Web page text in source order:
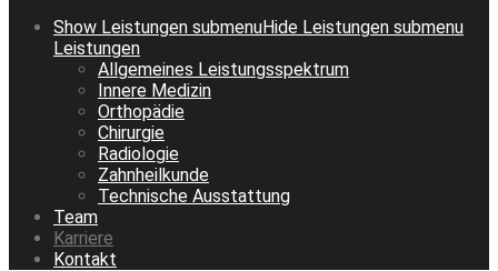
Show Leistungen submenuHide Leistungen submenu
Leistungen
Allgemeines Leistungsspektrum
Innere Medizin
Orthopädie
Chirurgie
Radiologie
Zahnheilkunde
Technische Ausstattung
Team
Karriere
Kontakt